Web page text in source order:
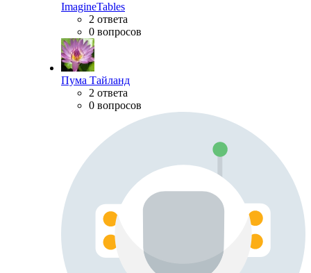
ImagineTables
2 ответа
0 вопросов
Пума Тайланд
2 ответа
0 вопросов